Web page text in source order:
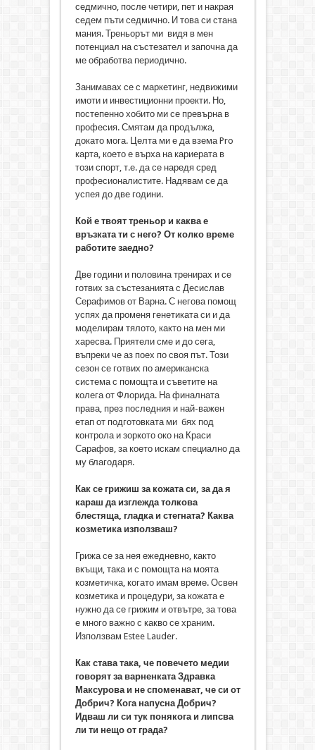
седмично, после четири, пет и накрая
седем пъти седмично. И това си стана
мания. Треньорът ми видя в мен
потенциал на състезател и започна да
ме обработва периодично.
Занимавах се с маркетинг, недвижими
имоти и инвестиционни проекти. Но,
постепенно хобито ми се превърна в
професия. Смятам да продължа,
докато мога. Целта ми е да взема Pro
карта, което е върха на кариерата в
този спорт, т.е. да се наредя сред
професионалистите. Надявам се да
успея до две години.
Кой е твоят треньор и каква е
връзката ти с него? От колко време
работите заедно?
Две години и половина тренирах и се
готвих за състезанията с Десислав
Серафимов от Варна. С негова помощ
успях да променя генетиката си и да
моделирам тялото, както на мен ми
харесва. Приятели сме и до сега,
въпреки че аз поех по своя път. Този
сезон се готвих по американска
система с помощта и съветите на
колега от Флорида. На финалната
права, през последния и най-важен
етап от подготовката ми бях под
контрола и зоркото око на Краси
Сарафов, за което искам специално да
му благодаря.
Как се грижиш за кожата си, за да я
караш да изглежда толкова
блестяща, гладка и стегната? Каква
козметика използваш?
Грижа се за нея ежедневно, както
вкъщи, така и с помощта на моята
козметичка, когато имам време. Освен
козметика и процедури, за кожата е
нужно да се грижим и отвътре, за това
е много важно с какво се храним.
Използвам Estee Lauder.
Как става така, че повечето медии
говорят за варненката Здравка
Максурова и не споменават, че си от
Добрич? Кога напусна Добрич?
Идваш ли си тук понякога и липсва
ли ти нещо от града?